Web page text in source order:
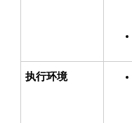
执行环境